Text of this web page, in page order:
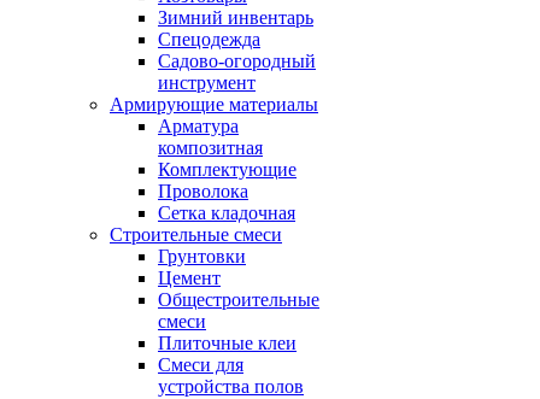
Зимний инвентарь
Спецодежда
Садово-огородный
инструмент
Армирующие материалы
Арматура
композитная
Комплектующие
Проволока
Сетка кладочная
Строительные смеси
Грунтовки
Цемент
Общестроительные
смеси
Плиточные клеи
Смеси для
устройства полов